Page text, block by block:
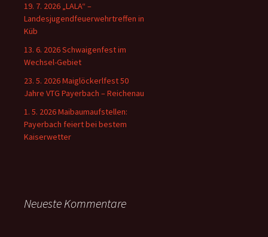
19. 7. 2026 „LALA“ –
Landesjugendfeuerwehrtreffen in
Küb
13. 6. 2026 Schwaigenfest im
Wechsel-Gebiet
23. 5. 2026 Maiglöckerlfest 50
Jahre VTG Payerbach – Reichenau
1. 5. 2026 Maibaumaufstellen:
Payerbach feiert bei bestem
Kaiserwetter
Neueste Kommentare